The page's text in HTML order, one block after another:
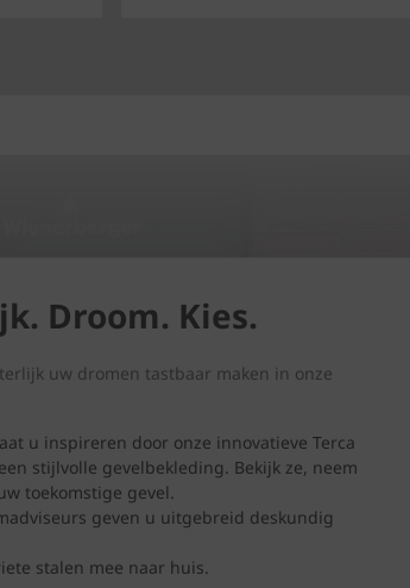
Droom. Kies.
uw dromen tastbaar maken in onze
u inspireren door onze innovatieve Terca
stijlvolle gevelbekleding. Bekijk ze, neem
toekomstige gevel.
geven u uitgebreid deskundig
stalen mee naar huis.